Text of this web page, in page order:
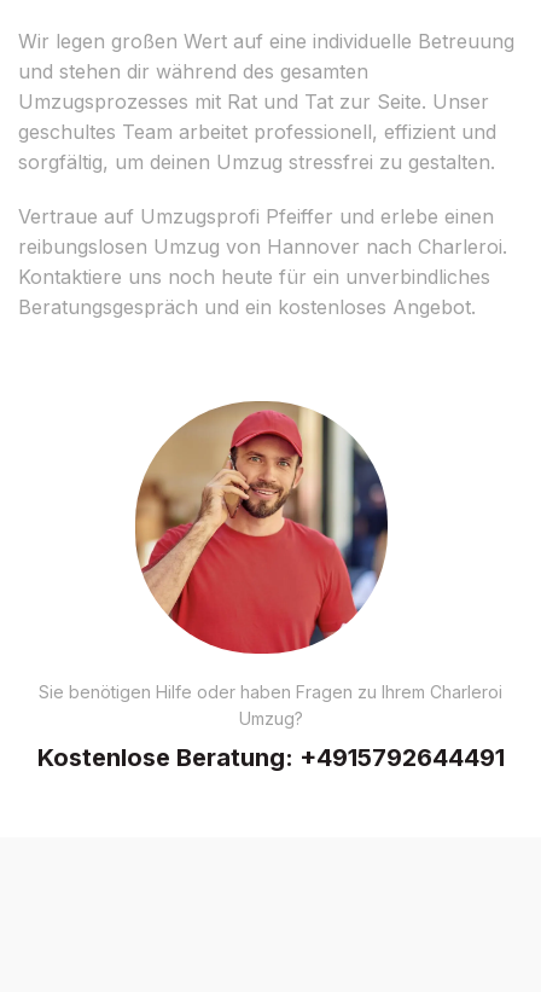
Wir legen großen Wert auf eine individuelle Betreuung
und stehen dir während des gesamten
Umzugsprozesses mit Rat und Tat zur Seite. Unser
geschultes Team arbeitet professionell, effizient und
sorgfältig, um deinen Umzug stressfrei zu gestalten.
Vertraue auf Umzugsprofi Pfeiffer und erlebe einen
reibungslosen Umzug von Hannover nach Charleroi.
Kontaktiere uns noch heute für ein unverbindliches
Beratungsgespräch und ein kostenloses Angebot.
Sie benötigen Hilfe oder haben Fragen zu Ihrem Charleroi
Umzug?
Kostenlose Beratung: +4915792644491